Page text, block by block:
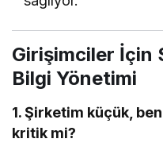
Girişimciler İçin
Bilgi Yönetimi
1. Şirketim küçük,
kritik mi?